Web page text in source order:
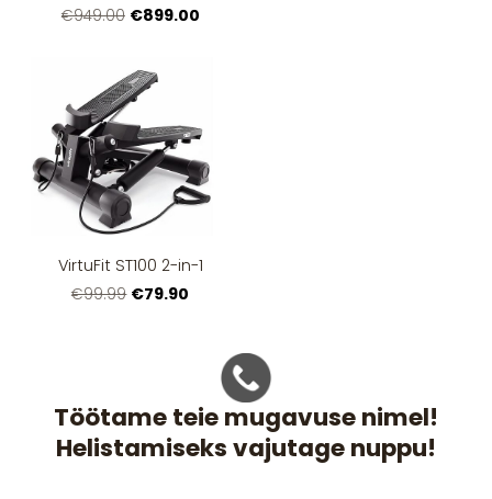
Töötame teie mugavuse nimel!
Helistamiseks vajutage nuppu!
€949.00 €899.00
VirtuFit ST100 2-in-1
€99.99 €79.90